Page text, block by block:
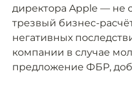
директора Apple — не
трезвый бизнес-
негативных
компании в случае
предложение ФБР,